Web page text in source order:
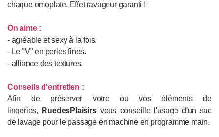
chaque omoplate. Effet ravageur garanti !
On aime :
- agréable et sexy à la fois.
- Le "V" en perles fines.
- alliance des textures.
Conseils d'entretien :
Afin de préserver votre ou vos éléments de
lingeries,
RuedesPlaisirsvous conseille l'usage d'un sac
de lavage pour le passage en machine en programme main.